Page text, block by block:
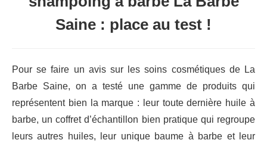
Saine : place au test !
Pour se faire un avis sur les soins cosmétiques de La
Barbe Saine, on a testé une gamme de produits qui
représentent bien la marque : leur toute dernière huile à
barbe, un coffret d’échantillon bien pratique qui regroupe
leurs autres huiles, leur unique baume à barbe et leur